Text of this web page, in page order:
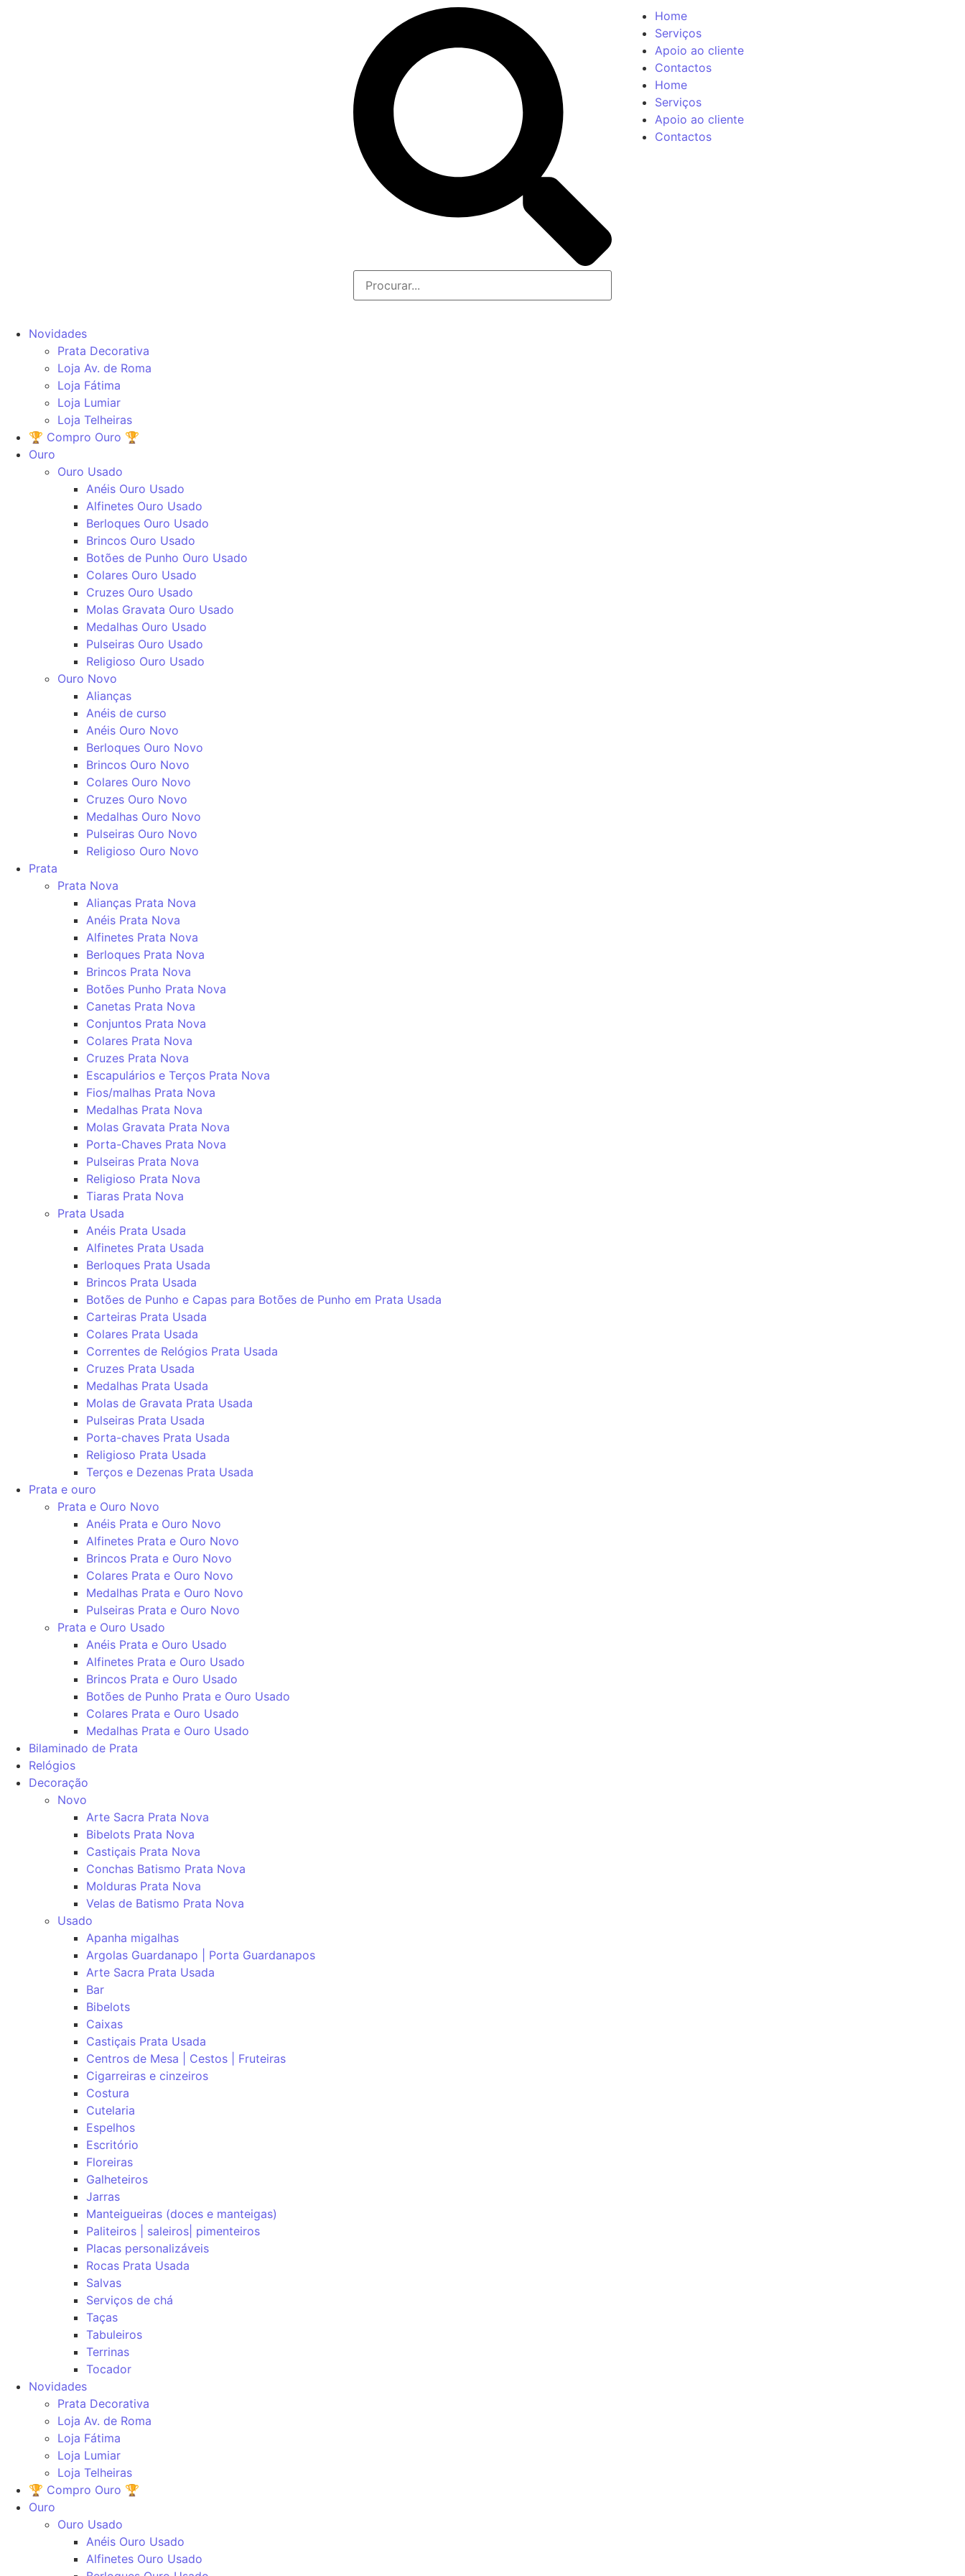
Home
Serviços
Apoio ao cliente
Contactos
Home
Serviços
Apoio ao cliente
Contactos
Novidades
Prata Decorativa
Loja Av. de Roma
Loja Fátima
Loja Lumiar
Loja Telheiras
🏆 Compro Ouro 🏆
Ouro
Ouro Usado
Anéis Ouro Usado
Alfinetes Ouro Usado
Berloques Ouro Usado
Brincos Ouro Usado
Botões de Punho Ouro Usado
Colares Ouro Usado
Cruzes Ouro Usado
Molas Gravata Ouro Usado
Medalhas Ouro Usado
Pulseiras Ouro Usado
Religioso Ouro Usado
Ouro Novo
Alianças
Anéis de curso
Anéis Ouro Novo
Berloques Ouro Novo
Brincos Ouro Novo
Colares Ouro Novo
Cruzes Ouro Novo
Medalhas Ouro Novo
Pulseiras Ouro Novo
Religioso Ouro Novo
Prata
Prata Nova
Alianças Prata Nova
Anéis Prata Nova
Alfinetes Prata Nova
Berloques Prata Nova
Brincos Prata Nova
Botões Punho Prata Nova
Canetas Prata Nova
Conjuntos Prata Nova
Colares Prata Nova
Cruzes Prata Nova
Escapulários e Terços Prata Nova
Fios/malhas Prata Nova
Medalhas Prata Nova
Molas Gravata Prata Nova
Porta-Chaves Prata Nova
Pulseiras Prata Nova
Religioso Prata Nova
Tiaras Prata Nova
Prata Usada
Anéis Prata Usada
Alfinetes Prata Usada
Berloques Prata Usada
Brincos Prata Usada
Botões de Punho e Capas para Botões de Punho em Prata Usada
Carteiras Prata Usada
Colares Prata Usada
Correntes de Relógios Prata Usada
Cruzes Prata Usada
Medalhas Prata Usada
Molas de Gravata Prata Usada
Pulseiras Prata Usada
Porta-chaves Prata Usada
Religioso Prata Usada
Terços e Dezenas Prata Usada
Prata e ouro
Prata e Ouro Novo
Anéis Prata e Ouro Novo
Alfinetes Prata e Ouro Novo
Brincos Prata e Ouro Novo
Colares Prata e Ouro Novo
Medalhas Prata e Ouro Novo
Pulseiras Prata e Ouro Novo
Prata e Ouro Usado
Anéis Prata e Ouro Usado
Alfinetes Prata e Ouro Usado
Brincos Prata e Ouro Usado
Botões de Punho Prata e Ouro Usado
Colares Prata e Ouro Usado
Medalhas Prata e Ouro Usado
Bilaminado de Prata
Relógios
Decoração
Novo
Arte Sacra Prata Nova
Bibelots Prata Nova
Castiçais Prata Nova
Conchas Batismo Prata Nova
Molduras Prata Nova
Velas de Batismo Prata Nova
Usado
Apanha migalhas
Argolas Guardanapo | Porta Guardanapos
Arte Sacra Prata Usada
Bar
Bibelots
Caixas
Castiçais Prata Usada
Centros de Mesa | Cestos | Fruteiras
Cigarreiras e cinzeiros
Costura
Cutelaria
Espelhos
Escritório
Floreiras
Galheteiros
Jarras
Manteigueiras (doces e manteigas)
Paliteiros | saleiros| pimenteiros
Placas personalizáveis
Rocas Prata Usada
Salvas
Serviços de chá
Taças
Tabuleiros
Terrinas
Tocador
Novidades
Prata Decorativa
Loja Av. de Roma
Loja Fátima
Loja Lumiar
Loja Telheiras
🏆 Compro Ouro 🏆
Ouro
Ouro Usado
Anéis Ouro Usado
Alfinetes Ouro Usado